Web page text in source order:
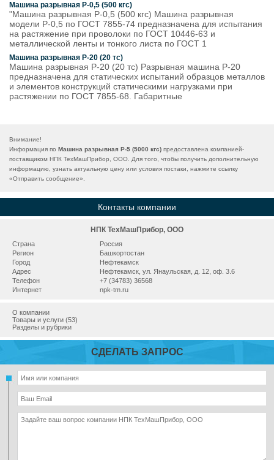
Машина разрывная Р-0,5 (500 кгс)
"Машина разрывная Р-0,5 (500 кгс) Машина разрывная
модели Р-0,5 по ГОСТ 7855-74 предназначена для испытания
на растяжение при проволоки по ГОСТ 10446-63 и
металлической ленты и тонкого листа по ГОСТ 1
Машина разрывная Р-20 (20 тс)
Машина разрывная Р-20 (20 тс) Разрывная машина Р-20
предназначена для статических испытаний образцов металлов
и элементов конструкций статическими нагрузками при
растяжении по ГОСТ 7855-68. Габаритные
Внимание!
Информация по Машина разрывная Р-5 (5000 кгс) предоставлена компанией-
поставщиком НПК ТехМашПрибор, ООО. Для того, чтобы получить дополнительную
информацию, узнать актуальную цену или условия постаки, нажмите ссылку
«Отправить сообщение».
Контакты компании
НПК ТехМашПрибор, ООО
Страна
Россия
Регион
Башкортостан
Город
Нефтекамск
Адрес
Нефтекамск, ул. Янаульская, д. 12, оф. 3.6
Телефон
+7 (34783) 36568
Интернет
npk-tm.ru
О компании
Товары и услуги (53)
Разделы и рубрики
СДЕЛАТЬ ЗАПРОС